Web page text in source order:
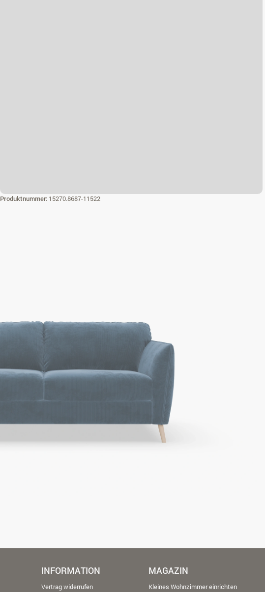
Produktnummer: 15270.8687-11522
INFORMATION
Vertrag widerrufen
MAGAZIN
Kleines Wohnzimmer einrichten